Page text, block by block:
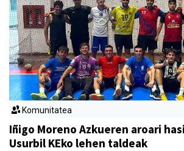
Komunitatea
Iñigo Moreno Azkueren aroari
Usurbil KEko lehen taldeak